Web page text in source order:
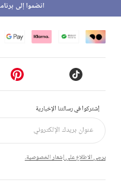
إشتركوا في رسالتنا الإخبارية
يرجى الاطلاع على إشعار الخصوصية.
انضموا إلى